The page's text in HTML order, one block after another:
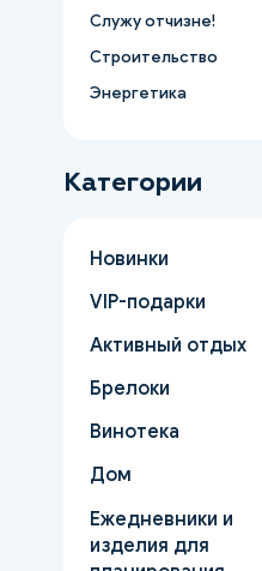
Служу отчизне!
Строительство
Энергетика
Категории
Новинки
VIP-подарки
Активный отдых
Брелоки
Винотека
Дом
Ежедневники и
изделия для